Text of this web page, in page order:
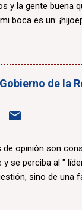
y la gente buena
boca es un:
de la
opinión son
se perciba al "
sino de una